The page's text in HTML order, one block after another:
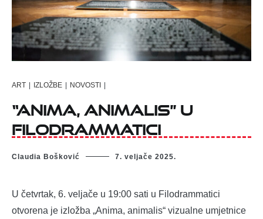
ART | IZLOŽBE | NOVOSTI |
“Anima, animalis” u
Filodrammatici
Claudia Bošković 7. veljače 2025.
U četvrtak, 6. veljače u 19:00 sati u Filodrammatici
otvorena je izložba „Anima, animalis“ vizualne umjetnice